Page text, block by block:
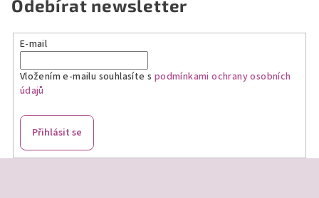
Odebírat newsletter
E-mail
Vložením e-mailu souhlasíte s podmínkami ochrany osobních
údajů
Přihlásit se